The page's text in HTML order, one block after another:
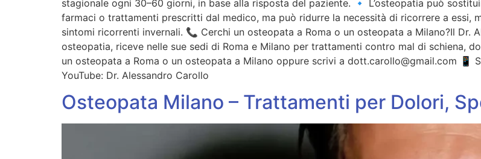
stagionale ogni 30–60 giorni, in base alla risposta del paziente. 🔹 L’osteopatia può
farmaci o trattamenti prescritti dal medico, ma può ridurre la necessità di ricorrere a essi,
sintomi ricorrenti invernali. 📞 Cerchi un osteopata a Roma o un osteopata a Milano?Il Dr.
osteopatia, riceve nelle sue sedi di Roma e Milano per trattamenti contro mal di schiena,
un osteopata a Roma o un osteopata a Milano oppure scrivi a dott.carollo@gmail.com 📱
YouTube: Dr. Alessandro Carollo
Osteopata Milano – Trattamenti per Dolori,